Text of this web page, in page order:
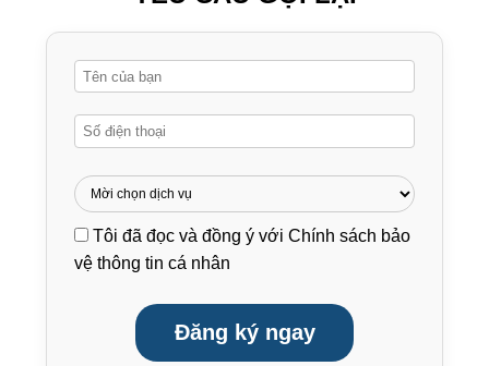
Tôi đã đọc và đồng ý vớiChính sách bảo
vệ thông tin cá nhân
Đăng ký ngay